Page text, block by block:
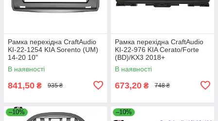
Рамка перехідна CraftAudio
KI-22-1254 KIA Sorento (UM)
14-20 10"
В наявності
841,50 ₴ 935 ₴
Рамка перехідна CraftAudio
KI-22-976 KIA Cerato/Forte
(BD)/KX3 2018+
В наявності
673,20 ₴ 748 ₴
–10% –10%